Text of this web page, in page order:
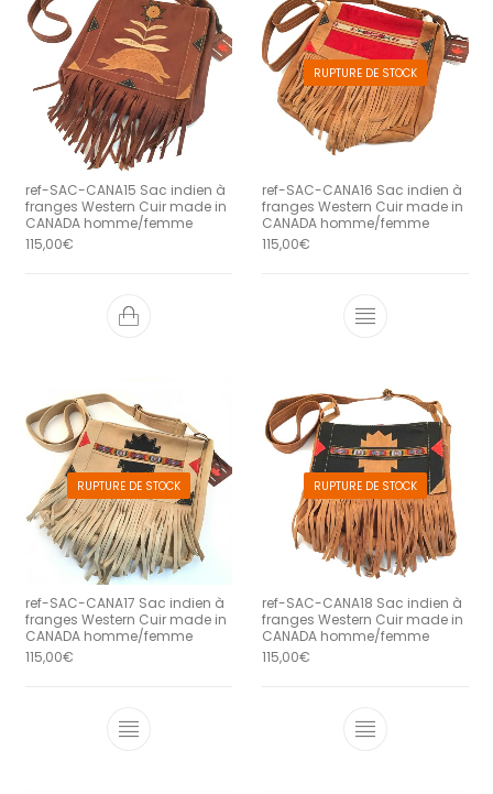
ref-SAC-CANA15 Sac indien à
franges Western Cuir made in
CANADA homme/femme
115,00€
RUPTURE DE STOCK
ref-SAC-CANA16 Sac indien à
franges Western Cuir made in
CANADA homme/femme
115,00€
RUPTURE DE STOCK
ref-SAC-CANA17 Sac indien à
franges Western Cuir made in
CANADA homme/femme
115,00€
RUPTURE DE STOCK
ref-SAC-CANA18 Sac indien à
franges Western Cuir made in
CANADA homme/femme
115,00€